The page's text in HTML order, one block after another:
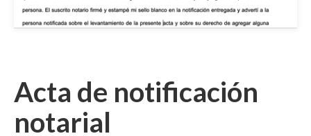
Acta de notificación
notarial